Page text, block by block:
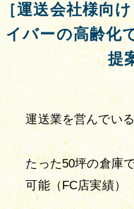
［運送会社様向
イバーの高齢化
提
運送業を営んでい
たった50坪の倉庫
可能（FC店実績）